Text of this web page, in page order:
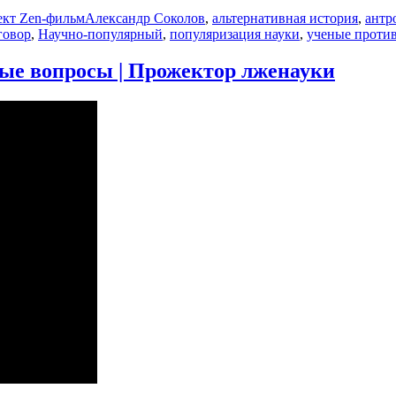
Zen-фильмМетки
Александр Соколов, альтернативная история,
, Научно-популярный, популяризация науки, ученые
вопросы | Прожектор лженауки